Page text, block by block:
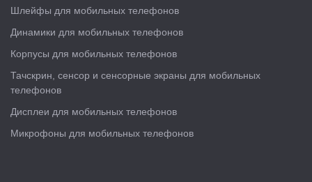
Шлейфы для мобильных телефонов
Динамики для мобильных телефонов
Корпусы для мобильных телефонов
Тачскрин, сенсор и сенсорные экраны для мобильных
телефонов
Дисплеи для мобильных телефонов
Микрофоны для мобильных телефонов